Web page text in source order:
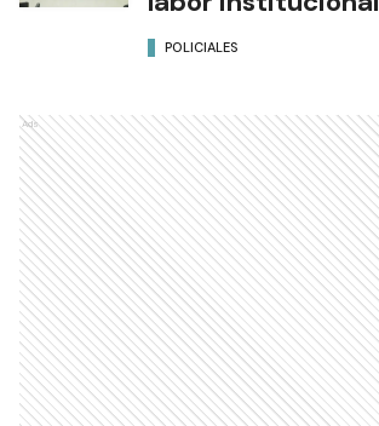
POLICIALES
Ads